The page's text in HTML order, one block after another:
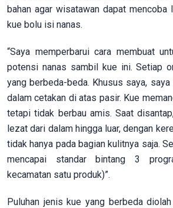
bahan agar wisatawan dapat mencoba
kue bolu isi nanas.
“Saya memperbarui cara membuat
potensi nanas sambil kue ini. Setiap
yang berbeda-beda. Khusus saya,
dalam cetakan di atas pasir. Kue
tetapi tidak berbau amis. Saat
lezat dari dalam hingga luar, dengan
tidak hanya pada bagian kulitnya saja.
mencapai standar bintang 3
kecamatan satu produk)”.
Puluhan jenis kue yang berbeda